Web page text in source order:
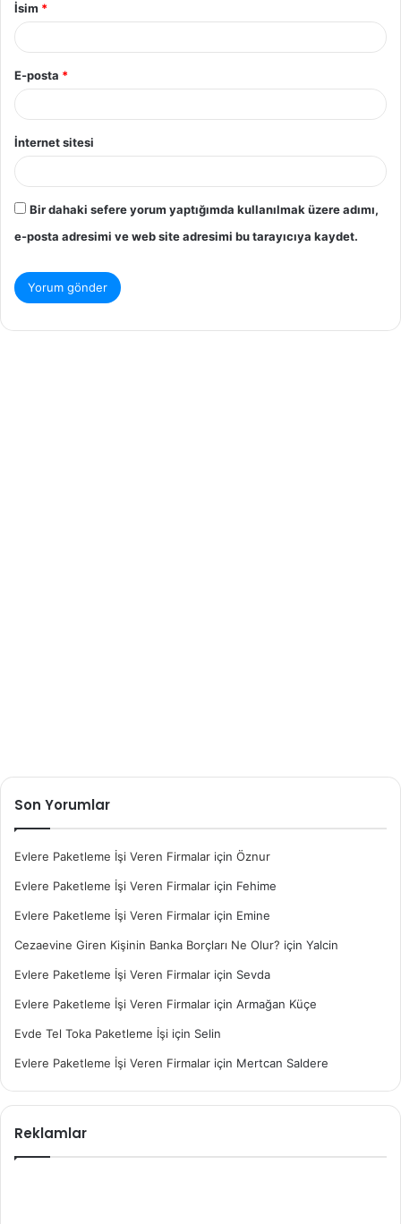
İsim *
E-posta *
İnternet sitesi
Bir dahaki sefere yorum yaptığımda kullanılmak üzere adımı,
e-posta adresimi ve web site adresimi bu tarayıcıya kaydet.
Son Yorumlar
Evlere Paketleme İşi Veren Firmalar için Öznur
Evlere Paketleme İşi Veren Firmalar için Fehime
Evlere Paketleme İşi Veren Firmalar için Emine
Cezaevine Giren Kişinin Banka Borçları Ne Olur? için Yalcin
Evlere Paketleme İşi Veren Firmalar için Sevda
Evlere Paketleme İşi Veren Firmalar için Armağan Küçe
Evde Tel Toka Paketleme İşi için Selin
Evlere Paketleme İşi Veren Firmalar için Mertcan Saldere
Reklamlar